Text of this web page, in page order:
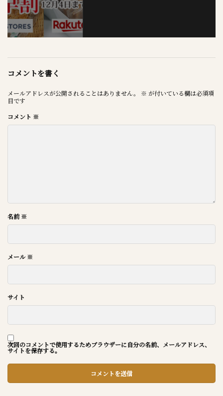
コメントを書く
メールアドレスが公開されることはありません。 ※ が付いている欄は必須項
目です
コメント ※
名前※
メール※
サイト
次回のコメントで使用するためブラウザーに自分の名前、メールアドレス、
サイトを保存する。